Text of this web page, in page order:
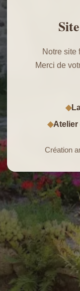
Notre site
Merci de
◆
◆Atelier
Création